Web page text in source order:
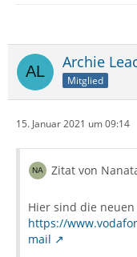
Archie
Mitglied
15. Januar 2021 um 09:14
Zitat von
Hier sind die
https://
mail